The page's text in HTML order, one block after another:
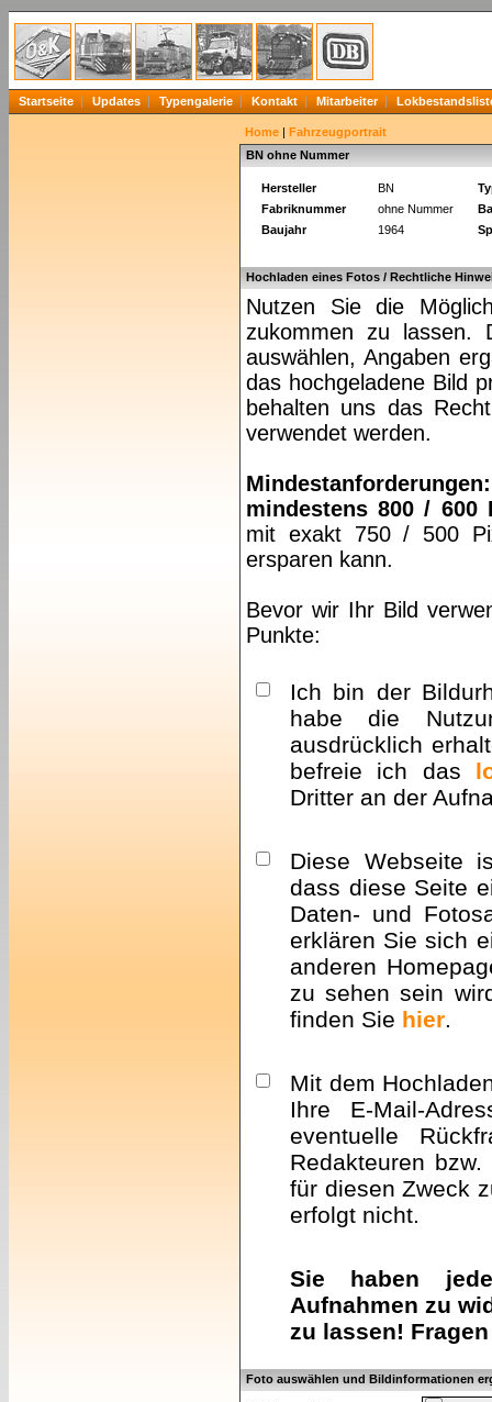
Startseite Updates Typengalerie Kontakt Mitarbeiter
Home | Fahrzeugportrait
BN ohne Nummer
Hersteller BN
Fabriknummer
ohne Nummer
Baujahr
1964
Hochladen eines Fotos / Rechtliche
Nutzen Sie die
zukommen zu lassen.
auswählen, Angaben
das hochgeladene Bild
behalten uns das
verwendet werden.
Mindestanforderungen:
mindestens 800 / 600
mit exakt 750 / 500
ersparen kann.
Bevor wir Ihr Bild
Punkte:
Ich bin der
habe die
ausdrücklich
befreie ich das
Dritter an der
Diese Webseite
dass diese Seite
Daten- und
erklären Sie sich
anderen
zu sehen sein
finden Sie hier.
Mit dem
Ihre E-Mail-
eventuelle
Redakteuren
für diesen Zweck
erfolgt nicht.
Sie haben
Aufnahmen zu
zu lassen!
Foto auswählen und Bildinformationen